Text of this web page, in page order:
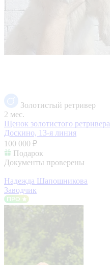
Золотистый ретривер
2 мес.
Щенок золотистого ретривера
Доскино, 13-я линия
100 000 ₽
Подарок
Документы проверены
Надежда Шапошникова
Заводчик